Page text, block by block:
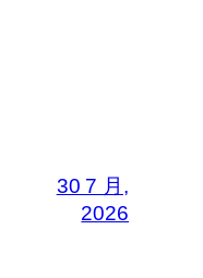
30 7 月,
2026